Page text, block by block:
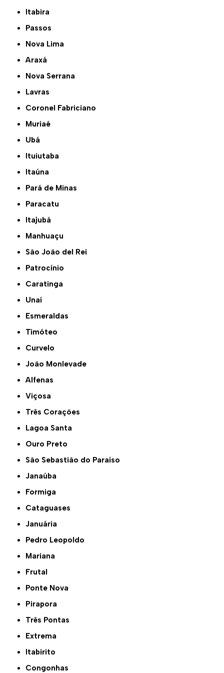
Itabira
Passos
Nova Lima
Araxá
Nova Serrana
Lavras
Coronel Fabriciano
Muriaé
Ubá
Ituiutaba
Itaúna
Pará de Minas
Paracatu
Itajubá
Manhuaçu
São João del Rei
Patrocínio
Caratinga
Unaí
Esmeraldas
Timóteo
Curvelo
João Monlevade
Alfenas
Viçosa
Três Corações
Lagoa Santa
Ouro Preto
São Sebastião do Paraíso
Janaúba
Formiga
Cataguases
Januária
Pedro Leopoldo
Mariana
Frutal
Ponte Nova
Pirapora
Três Pontas
Extrema
Itabirito
Congonhas